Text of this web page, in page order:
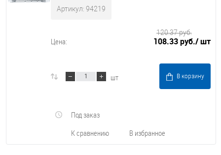
Артикул: 94219
Цена: 108.33 руб./ шт
120.37 руб.
шт В корзину
К сравнению В избранное
Под заказ